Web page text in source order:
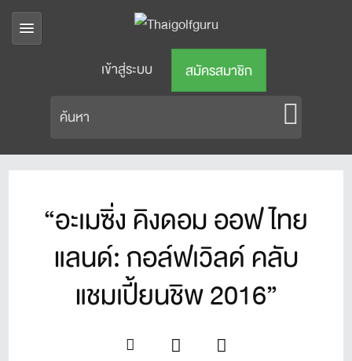
เข้าสู่ระบบ สมัครสมาชิก
“อะเมซิ่ง คิงดอม ออฟ ไทย
แลนด์: กอล์ฟเวิลด์ คลับ
แชมเปี้ยนชิพ 2016”